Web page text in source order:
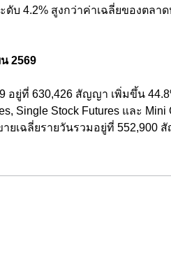
บ 4.2% สูงกว่าค่าเฉลี่ยของตลา
2569
ยู่ที่ 630,426 สัญญา เพิ่มขึ้น
Single Stock Futures และ Mini
ยเฉลี่ยรายวันรวมอยู่ที่ 552,900